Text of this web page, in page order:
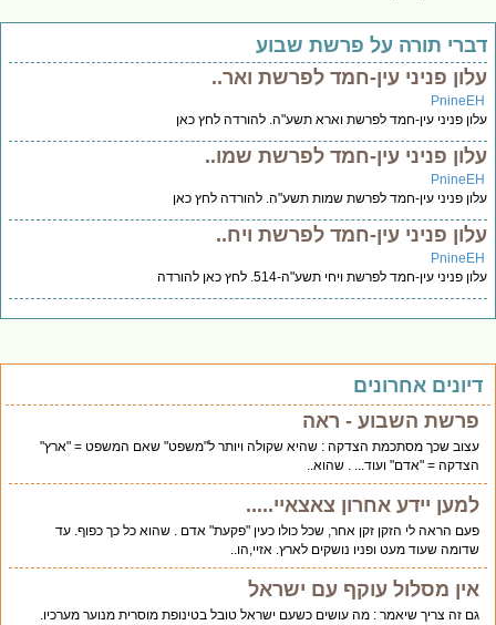
תורה על פרשת שבוע
פניני עין-חמד לפרשת ואר..
פניני עין-חמד לפרשת וארא תשע"ה. להורדה לחץ כאן
פניני עין-חמד לפרשת שמו..
פניני עין-חמד לפרשת שמות תשע"ה. להורדה לחץ כאן
פניני עין-חמד לפרשת ויח..
פניני עין-חמד לפרשת ויחי תשע"ה-514. לחץ כאן להורדה
אחרונים
פרשת השבוע - ראה
עצוב שכך מסתכמת הצדקה : שהיא שקולה ויותר ל"משפט" שאם המשפט = "ארץ"
הצדקה = "אדם" ועוד... . שהוא..
למען יידע אחרון צאצאיי.....
פעם הראה לי הזקן זקן אחר, שכל כולו כעין "פקעת" אדם . שהוא כל כך כפוף. עד
שדומה שעוד מעט ופניו נושקים לארץ. אזיי,הו..
אין מסלול עוקף עם ישראל
גם זה צריך שיאמר : מה עושים כשעם ישראל טובל בטינופת מוסרית מנוער מערכיו.